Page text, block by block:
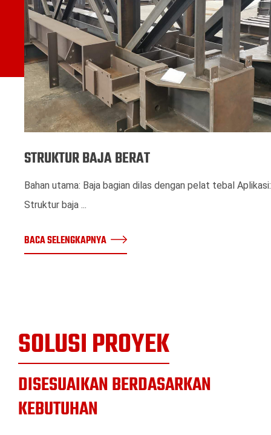
STRUKTUR BAJA BERAT
Bahan utama: Baja bagian dilas dengan pelat tebal Aplikasi:
Struktur baja ...
BACA SELENGKAPNYA
SOLUSI PROYEK
DISESUAIKAN BERDASARKAN
KEBUTUHAN